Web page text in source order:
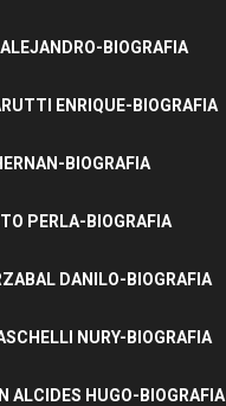
BIOGRAFIA
ENRIQUE-BIOGRAFIA
BIOGRAFIA
PERLA-BIOGRAFIA
DANILO-BIOGRAFIA
NURY-BIOGRAFIA
ALCIDES HUGO-BIOGRAFIA